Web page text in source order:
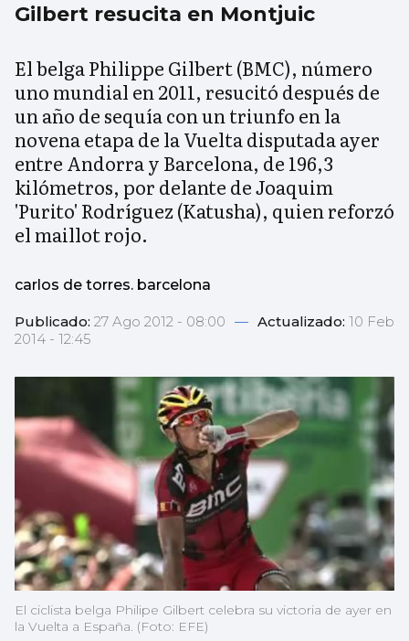
Gilbert resucita en Montjuic
El belga Philippe Gilbert (BMC), número
uno mundial en 2011, resucitó después de
un año de sequía con un triunfo en la
novena etapa de la Vuelta disputada ayer
entre Andorra y Barcelona, de 196,3
kilómetros, por delante de Joaquim
'Purito' Rodríguez (Katusha), quien reforzó
el maillot rojo.
carlos de torres. barcelona
Publicado: 27 Ago 2012 - 08:00 — Actualizado: 10 Feb
2014 - 12:45
El ciclista belga Philipe Gilbert celebra su victoria de ayer en
la Vuelta a España. (Foto: EFE)